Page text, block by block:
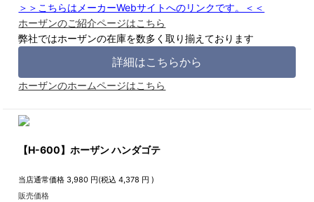
＞＞こちらはメーカーWebサイトへのリンクです。＜＜
ホーザンのご紹介ページはこちら
弊社ではホーザンの在庫を数多く取り揃えております
詳細はこちらから
ホーザンのホームページはこちら
【H-600】ホーザン ハンダゴテ
当店通常価格 3,980 円(税込4,378 円 )
販売価格